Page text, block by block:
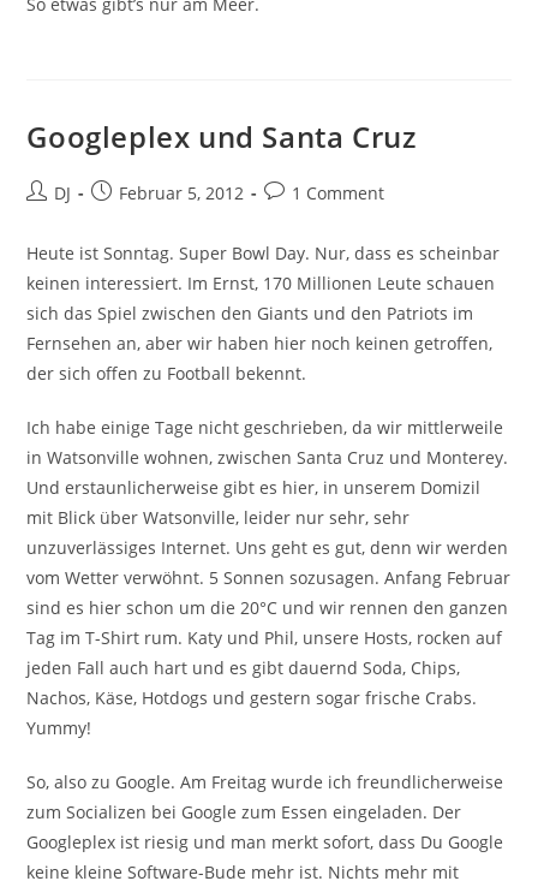
Googleplex und Santa Cruz
Beitrags-
DJ
BeitragFebruar 5, 2012
Beitrags-
1 Comment
Heute ist Sonntag. Super Bowl Day. Nur, dass es scheinbar
keinen interessiert. Im Ernst, 170 Millionen Leute schauen
sich das Spiel zwischen den Giants und den Patriots im
Fernsehen an, aber wir haben hier noch keinen getroffen,
der sich offen zu Football bekennt.
Ich habe einige Tage nicht geschrieben, da wir mittlerweile
in Watsonville wohnen, zwischen Santa Cruz und Monterey.
Und erstaunlicherweise gibt es hier, in unserem Domizil
mit Blick über Watsonville, leider nur sehr, sehr
unzuverlässiges Internet. Uns geht es gut, denn wir werden
vom Wetter verwöhnt. 5 Sonnen sozusagen. Anfang Februar
sind es hier schon um die 20°C und wir rennen den ganzen
Tag im T-Shirt rum. Katy und Phil, unsere Hosts, rocken auf
jeden Fall auch hart und es gibt dauernd Soda, Chips,
Nachos, Käse, Hotdogs und gestern sogar frische Crabs.
Yummy!
So, also zu Google. Am Freitag wurde ich freundlicherweise
zum Socializen bei Google zum Essen eingeladen. Der
Googleplex ist riesig und man merkt sofort, dass Du Google
keine kleine Software-Bude mehr ist. Nichts mehr mit